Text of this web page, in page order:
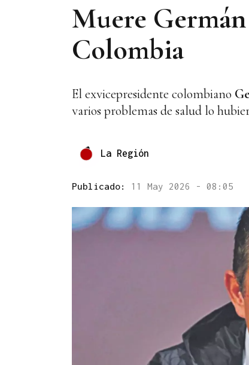
Muere
Colombia
El exvicepresidente colombiano
varios problemas de salud lo
La Región
Publicado: 11 May 2026 - 08:05